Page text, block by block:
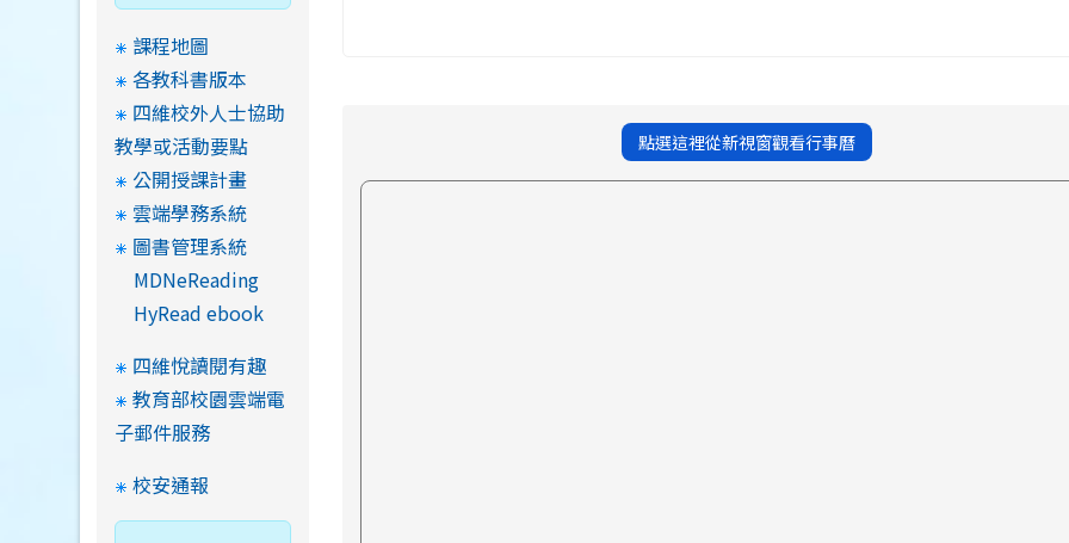
點選這裡從新視窗觀看行事曆
課程地圖
各教科書版本
四維校外人士協助
教學或活動要點
公開授課計畫
雲端學務系統
圖書管理系統
MDNeReading
HyRead ebook
四維悅讀閱有趣
教育部校園雲端電
子郵件服務
校安通報